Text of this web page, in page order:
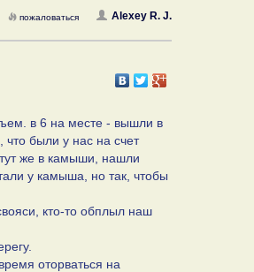
Alexey R. J.
пожаловаться
в 6 на месте - вышли в
были у нас на счет
же в камыши, нашли
у камыша, но так, чтобы
кто-то обплыл наш
оторваться на